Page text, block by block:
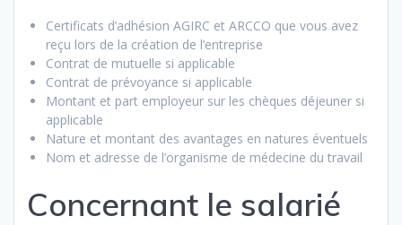
Certificats d’adhésion AGIRC et ARCCO que vous avez
reçu lors de la création de l’entreprise
Contrat de mutuelle si applicable
Contrat de prévoyance si applicable
Montant et part employeur sur les chèques déjeuner si
applicable
Nature et montant des avantages en natures éventuels
Nom et adresse de l’organisme de médecine du travail
Concernant le salarié